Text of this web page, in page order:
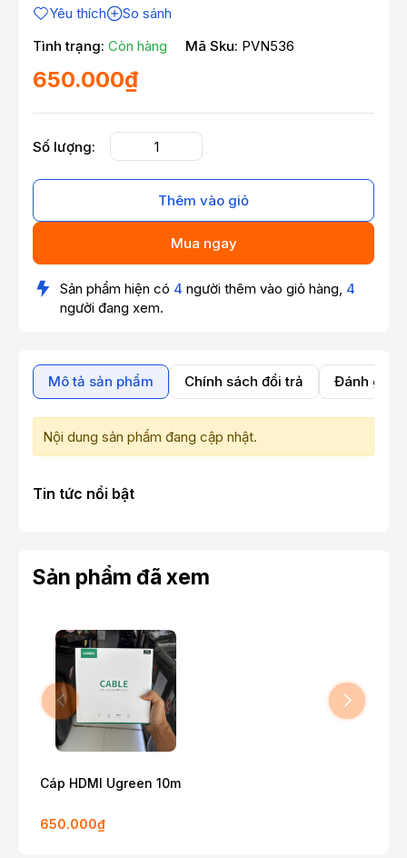
Yêu thích
So sánh
Tình trạng: Còn hàng Mã Sku: PVN536
650.000₫
Số lượng:
Thêm vào giỏ
Mua ngay
Sản phẩm hiện có 4 người thêm vào giỏ hàng, 4
người đang xem.
Mô tả sản phẩm Chính sách đổi trả Đánh giá
Nội dung sản phẩm đang cập nhật.
Tin tức nổi bật
Sản phẩm đã xem
Cáp HDMI Ugreen 10m
650.000₫